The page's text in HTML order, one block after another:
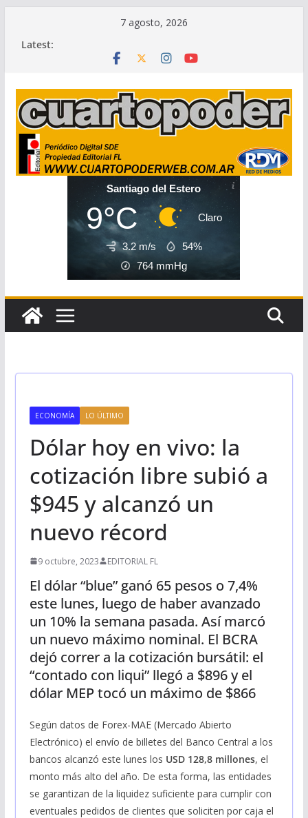
7 agosto, 2026
Latest:
Santiago del Estero
9°C Claro
3.2 m/s
54%
764 mmHg
ECONOMÍA LO ÚLTIMO
Dólar hoy en vivo: la
cotización libre subió a
$945 y alcanzó un
nuevo récord
9 octubre, 2023 EDITORIAL FL
El dólar “blue” ganó 65 pesos o 7,4%
este lunes, luego de haber avanzado
un 10% la semana pasada. Así marcó
un nuevo máximo nominal. El BCRA
dejó correr a la cotización bursátil: el
“contado con liqui” llegó a $896 y el
dólar MEP tocó un máximo de $866
Según datos de Forex-MAE (Mercado Abierto
Electrónico) el envío de billetes del Banco Central a los
bancos alcanzó este lunes los USD 128,8 millones, el
monto más alto del año. De esta forma, las entidades
se garantizan de la liquidez suficiente para cumplir con
eventuales pedidos de clientes que soliciten por caja el